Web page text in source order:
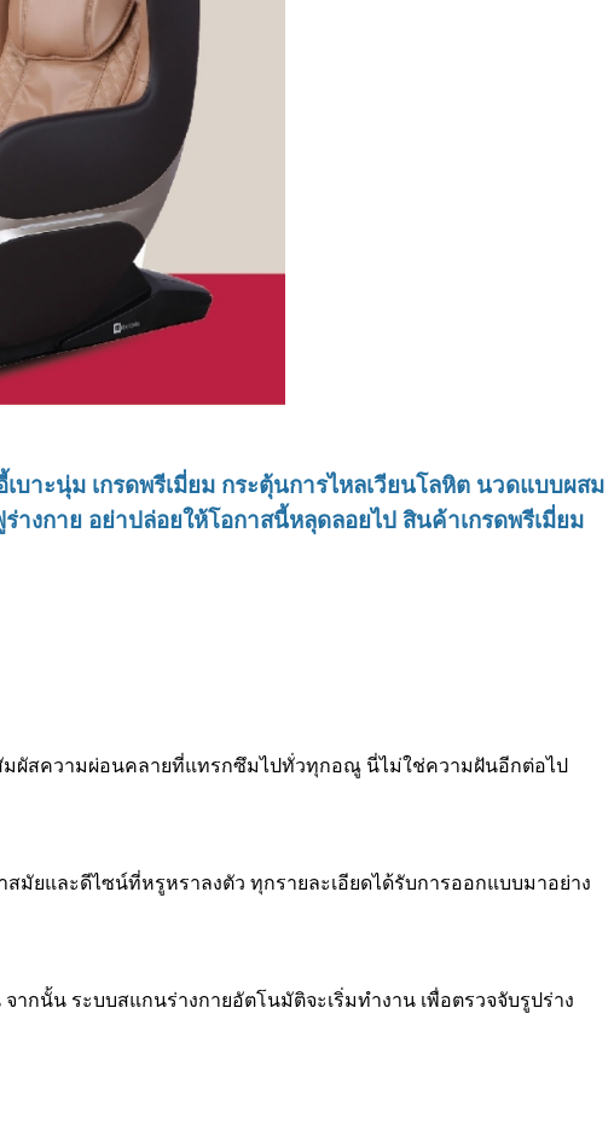
บาะนุ่ม เกรดพรีเมี่ยม กระตุ้นการไหลเวียนโลหิต นวดแบบผสม
งกาย อย่าปล่อยให้โอกาสนี้หลุดลอยไป สินค้าเกรดพรีเมี่ยม
มผัสความผ่อนคลายที่แทรกซึมไปทั่วทุกอณู นี่ไม่ใช่ความฝันอีกต่อไป
มัยและดีไซน์ที่หรูหราลงตัว ทุกรายละเอียดได้รับการออกแบบมาอย่าง
กนั้น ระบบสแกนร่างกายอัตโนมัติจะเริ่มทำงาน เพื่อตรวจจับรูปร่าง